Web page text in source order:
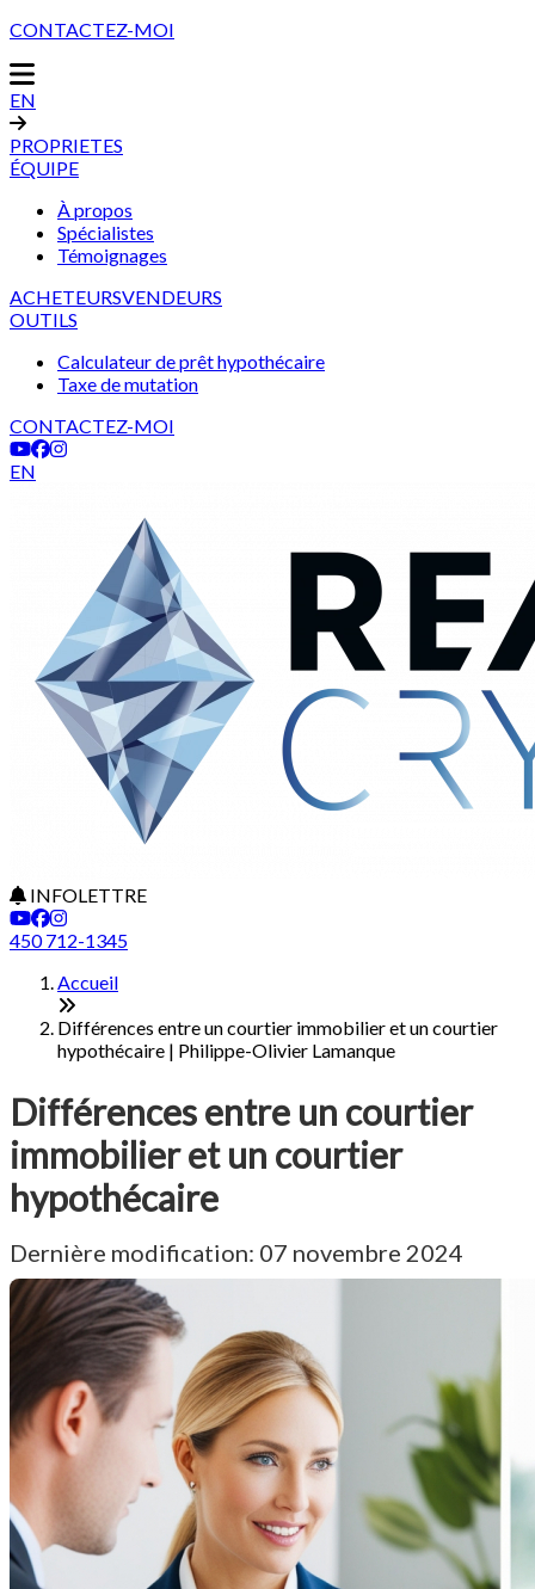
CONTACTEZ-MOI
EN
PROPRIETES
ÉQUIPE
À propos
Spécialistes
Témoignages
ACHETEURSVENDEURS
OUTILS
Calculateur de prêt hypothécaire
Taxe de mutation
CONTACTEZ-MOI
EN
INFOLETTRE
450 712-1345
Accueil
Différences entre un courtier immobilier et un courtier
hypothécaire | Philippe-Olivier Lamanque
Différences entre un courtier
immobilier et un courtier
hypothécaire
Dernière modification: 07 novembre 2024